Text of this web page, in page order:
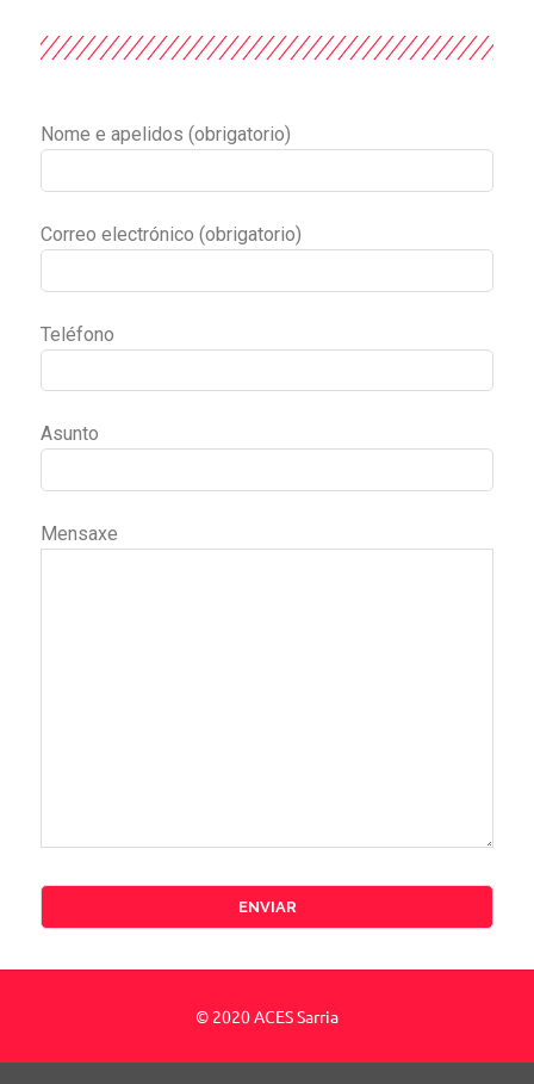
Nome e apelidos (obrigatorio)
Correo electrónico (obrigatorio)
Teléfono
Asunto
Mensaxe
© 2020 ACES Sarria